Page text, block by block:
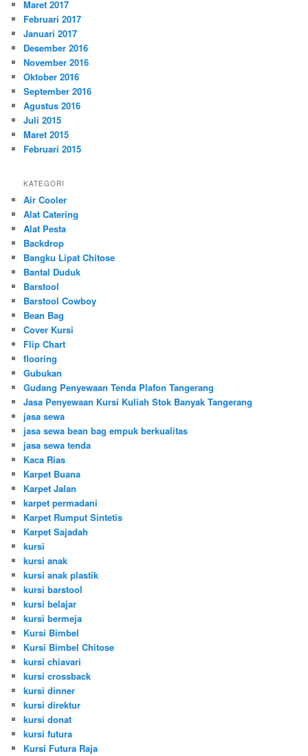
Maret 2017
Februari 2017
Januari 2017
Desember 2016
November 2016
Oktober 2016
September 2016
Agustus 2016
Juli 2015
Maret 2015
Februari 2015
KATEGORI
Air Cooler
Alat Catering
Alat Pesta
Backdrop
Bangku Lipat Chitose
Bantal Duduk
Barstool
Barstool Cowboy
Bean Bag
Cover Kursi
Flip Chart
flooring
Gubukan
Gudang Penyewaan Tenda Plafon Tangerang
Jasa Penyewaan Kursi Kuliah Stok Banyak Tangerang
jasa sewa
jasa sewa bean bag empuk berkualitas
jasa sewa tenda
Kaca Rias
Karpet Buana
Karpet Jalan
karpet permadani
Karpet Rumput Sintetis
Karpet Sajadah
kursi
kursi anak
kursi anak plastik
kursi barstool
kursi belajar
kursi bermeja
Kursi Bimbel
Kursi Bimbel Chitose
kursi chiavari
kursi crossback
kursi dinner
kursi direktur
kursi donat
kursi futura
Kursi Futura Raja